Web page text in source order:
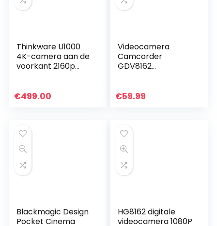
Thinkware U1000
4K-camera aan de
voorkant 2160p
1440P QHD (EU-
€499.00
Videocamera
Camcorder
GDV8162
FHD 1080P 24MP
€59.99
Blackmagic Design
Pocket Cinema
HG8162 digitale
videocamera 1080P